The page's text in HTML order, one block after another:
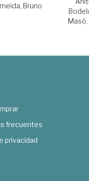
Bruno
frecuentes
privacidad